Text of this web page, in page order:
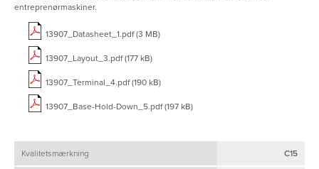
entreprenørmaskiner.
13907_Datasheet_1.pdf (3 MB)
13907_Layout_3.pdf (177 kB)
13907_Terminal_4.pdf (190 kB)
13907_Base-Hold-Down_5.pdf (197 kB)
Kvalitetsmærkning C15